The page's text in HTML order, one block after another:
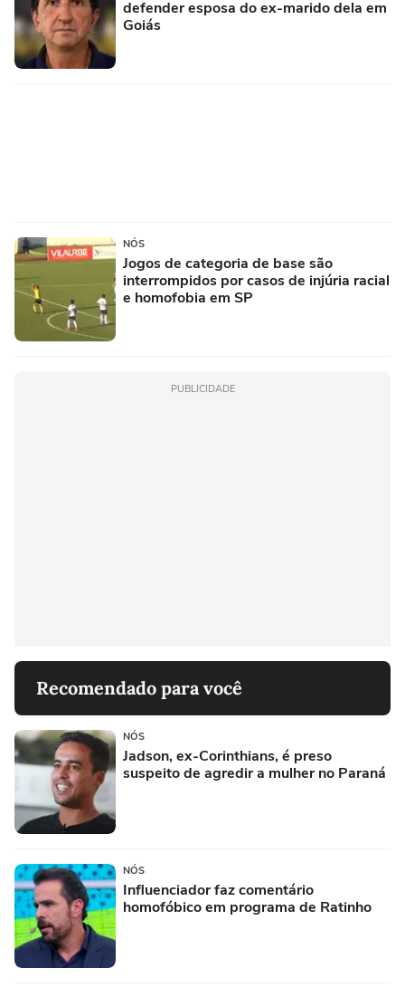
defender esposa do ex-marido dela em
Goiás
NÓS
Jogos de categoria de base são
interrompidos por casos de injúria racial
e homofobia em SP
PUBLICIDADE
Recomendado para você
NÓS
Jadson, ex-Corinthians, é preso
suspeito de agredir a mulher no Paraná
NÓS
Influenciador faz comentário
homofóbico em programa de Ratinho